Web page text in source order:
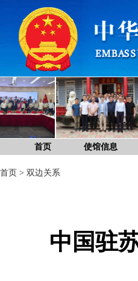
首页 使馆信息
首页 > 双边关系
中国驻